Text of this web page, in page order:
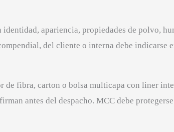
apariencia, propiedades de polvo,
del cliente o interna debe indicarse
de fibra, carton o bolsa multicapa con liner
antes del despacho. MCC debe